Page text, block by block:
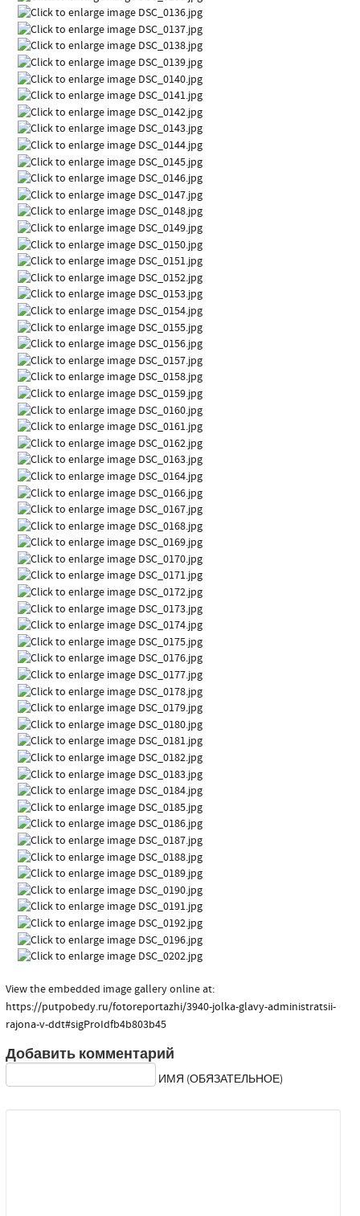
View the embedded image gallery online at:
https://putpobedy.ru/fotoreportazhi/3940-jolka-glavy-administratsii-
rajona-v-ddt#sigProIdfb4b803b45
Добавить комментарий
ИМЯ (ОБЯЗАТЕЛЬНОЕ)